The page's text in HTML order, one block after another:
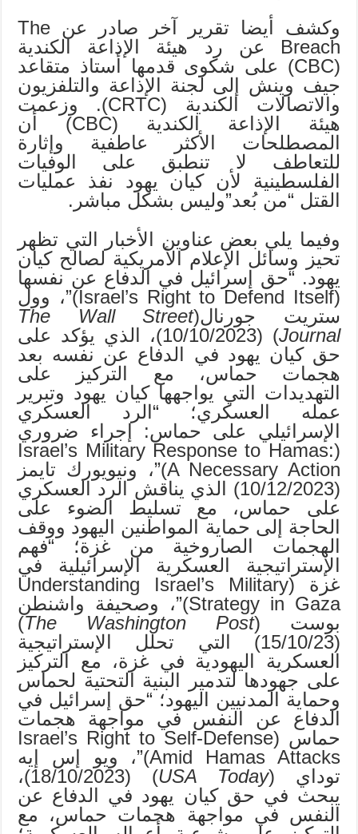
وكشف أيضا تقرير آخر صادر عن The
Breach عن رد هيئة الإذاعة الكندية
(CBC) على شكوى قدمها أستاذ متقاعد
جيف وينش إلى لجنة الإذاعة والتلفزيون
والاتصالات الكندية (CRTC). وزعمت
هيئة الإذاعة الكندية (CBC) أن
المصطلحات الأكثر عاطفية وإثارة
للتعاطف لا تنطبق على الوفيات
الفلسطينية لأن كيان يهود نفذ عمليات
القتل “من بُعد”وليس بشكل مباشر.
وفيما يلي بعض عناوين الأخبار التي تظهر
تحيز وسائل الإعلام الأمريكية لصالح كيان
يهود. “حق إسرائيل في الدفاع عن نفسها
(Israel’s Right to Defend Itself)”، وول
ستريت جورنال(The Wall Street
Journal
) (10/10/2023)، الذي يؤكد على
حق كيان يهود في الدفاع عن نفسه بعد
هجمات حماس، مع التركيز على
التهديدات التي يواجهها كيان يهود وتبرير
عمله العسكري؛ “الرد العسكري
الإسرائيلي على حماس: إجراء ضروري
(Israel’s Military Response to Hamas:
A Necessary Action)”، ونيويورك تايمز
(10/12/2023) الذي يناقش الرد العسكري
على حماس، مع تسليط الضوء على
الحاجة إلى حماية المواطنين اليهود ووقف
الهجمات الصاروخية من غزة؛ “فهم
الإستراتيجية العسكرية الإسرائيلية في
غزة (Understanding Israel’s Military
Strategy in Gaza)”، وصحيفة واشنطن
بوست (The Washington Post
)
(15/10/23) التي تحلل الإستراتيجية
العسكرية اليهودية في غزة، مع التركيز
على جهودها لتدمير البنية التحتية لحماس
وحماية المدنيين اليهود؛ “حق إسرائيل في
الدفاع عن النفس في مواجهة هجمات
حماس (Israel’s Right to Self-Defense
Amid Hamas Attacks)”، ويو إس إيه
توداي (USA Today
) (18/10/2023)،
يبحث في حق كيان يهود في الدفاع عن
النفس في مواجهة هجمات حماس، مع